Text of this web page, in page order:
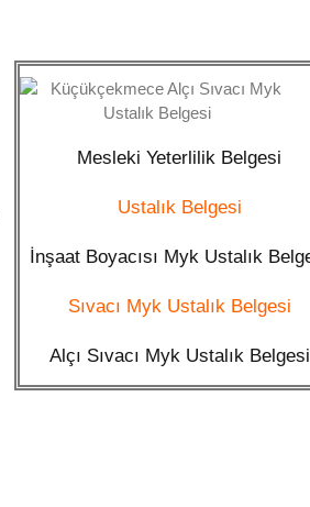
Mesleki Yeterlilik Belgesi
Ustalık Belgesi
İnşaat Boyacısı Myk Ustalık
Sıvacı Myk Ustalık Belgesi
Alçı Sıvacı Myk Ustalık Belgesi